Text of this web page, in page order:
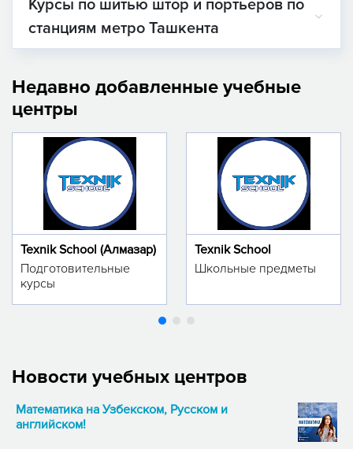
Курсы по шитью штор и портьеров по
станциям метро Ташкента
Недавно добавленные учебные
центры
Texnik School (Алмазар)
Подготовительные
курсы
Texnik School
Школьные предметы
Новости учебных центров
Математика на Узбекском, Русском и
английском!